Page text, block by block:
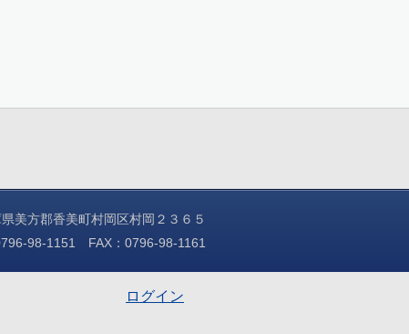
美方郡香美町村岡区村岡２３６５
98-1151 FAX：0796-98-1161
ログイン